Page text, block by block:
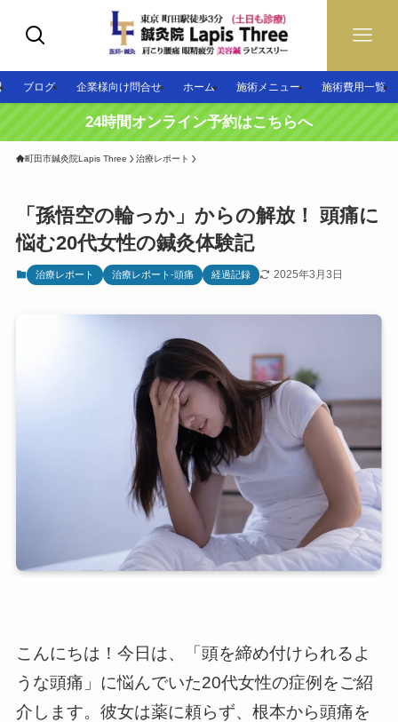
ブログ 企業様向け問合せ ホーム 施術メニュー 施術費用一覧
24時間オンライン予約はこちらへ
町田市鍼灸院Lapis Three 治療レポート
「孫悟空の輪っか」からの解放！ 頭痛に
悩む20代女性の鍼灸体験記
治療レポート 治療レポート-頭痛 経過記録 2025年3月3日
こんにちは！今日は、「頭を締め付けられるよ
うな頭痛」に悩んでいた20代女性の症例をご紹
介します。彼女は薬に頼らず、根本から頭痛を